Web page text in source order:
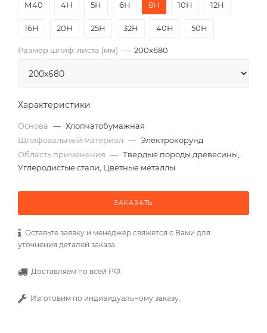
М40
4Н 5Н 6Н 8Н 10Н 12Н
16Н 20Н 25Н 32Н 40Н 50Н
Размер шлиф. листа (мм) — 200х680
Характеристики
Основа — Хлопчатобумажная
Шлифовальный материал — Электрокорунд
Область применения — Твердые породы древесины,
Углеродистые стали, Цветные металлы
ЗАКАЗАТЬ
Оставьте заявку и менеджер свяжется с Вами для
уточнения деталей заказа.
Доставляем по всей РФ.
Изготовим по индивидуальному заказу.